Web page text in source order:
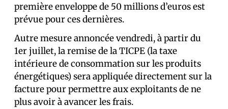
première enveloppe de 50 millions d’euros est
prévue pour ces dernières.
Autre mesure annoncée vendredi, à partir du
1er juillet, la remise de la TICPE (la taxe
intérieure de consommation sur les produits
énergétiques) sera appliquée directement sur la
facture pour permettre aux exploitants de ne
plus avoir à avancer les frais.